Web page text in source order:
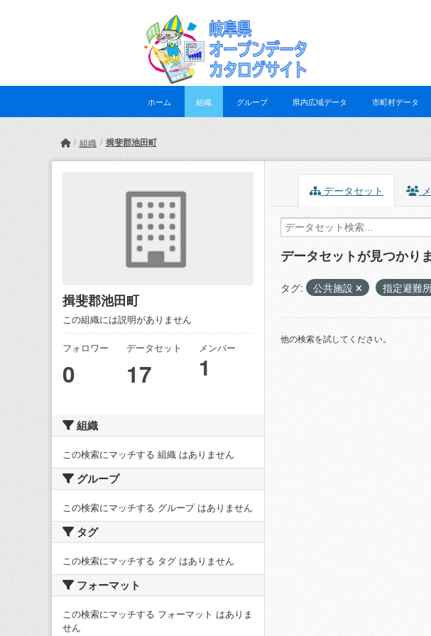
ホーム 組織 グループ 県内広域データ 市町村データ
組織 揖斐郡池田町
揖斐郡池田町
この組織には説明がありません
フォロワー
0
データセット
17
メンバー
1
組織
この検索にマッチする 組織 はありません
グループ
この検索にマッチする グループ はありません
タグ
この検索にマッチする タグ はありません
フォーマット
この検索にマッチする フォーマット はありま
せん
データセット
データセットが見つかり
タグ: 公共施設 指定避難
他の検索を試してください。